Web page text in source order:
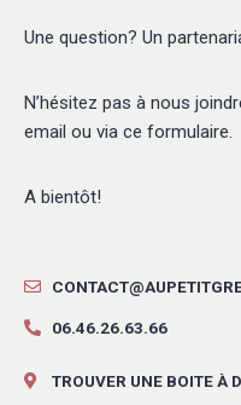
Une question? Un
N’hésitez pas à nous
email ou via ce formulaire.
A bientôt!
06.46.26.63.66
TROUVER UNE BOITE À